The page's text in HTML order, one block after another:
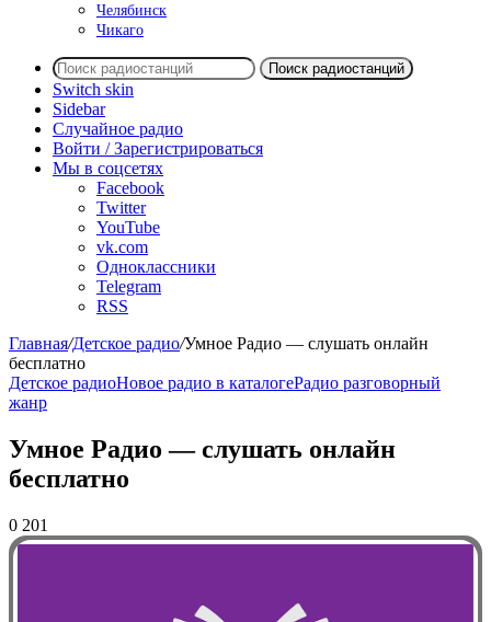
Челябинск
Чикаго
Поиск радиостанций
Switch skin
Sidebar
Случайное радио
Войти / Зарегистрироваться
Мы в соцсетях
Facebook
Twitter
YouTube
vk.com
Одноклассники
Telegram
RSS
Главная/Детское радио/Умное Радио — слушать онлайн
бесплатно
Детское радиоНовое радио в каталогеРадио разговорный
жанр
Умное Радио — слушать онлайн
бесплатно
0 201